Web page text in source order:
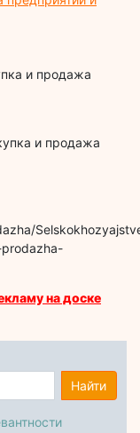
и продажа
и продажа
на доске
Найти